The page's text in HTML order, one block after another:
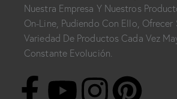
Nuestra Empresa Y Nuestros
On-Line, Pudiendo Con Ello, Ofrecer
Variedad De Productos Cada Vez
Constante Evolución.